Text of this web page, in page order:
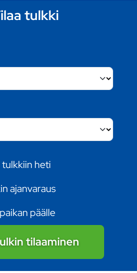
tulkki
heti
ajanvaraus
päälle
tilaaminen